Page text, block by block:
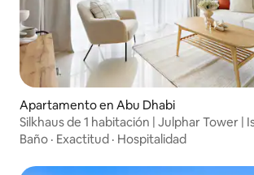
Apartamento en Abu Dhabi
Silkhaus de 1 habitación | Julphar Tower |
Baño · Exactitud · Hospitalidad